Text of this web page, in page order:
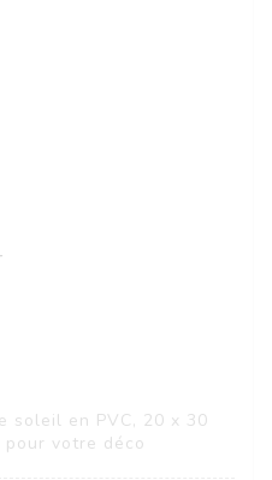
soleil en PVC, 20 x 30
votre déco